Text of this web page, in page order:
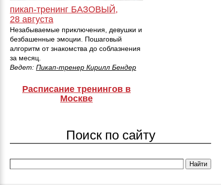
пикап-тренинг БАЗОВЫЙ,
28 августа
Незабываемые приключения, девушки и
безбашенные эмоции. Пошаговый
алгоритм от знакомства до соблазнения
за месяц.
Ведет: Пикап-тренер Кирилл Бендер
Расписание тренингов в
Москве
Поиск по сайту